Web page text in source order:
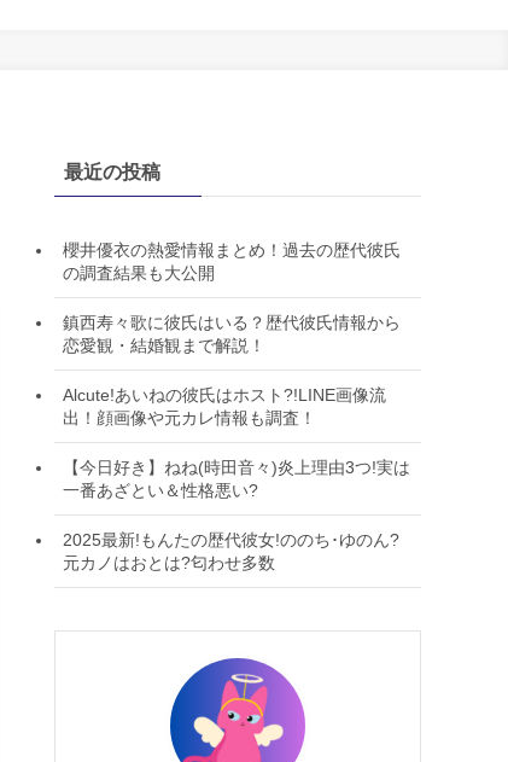
最近の投稿
櫻井優衣の熱愛情報まとめ！過去の歴代彼氏
の調査結果も大公開
鎮西寿々歌に彼氏はいる？歴代彼氏情報から
恋愛観・結婚観まで解説！
Alcute!あいねの彼氏はホスト?!LINE画像流
出！顔画像や元カレ情報も調査！
【今日好き】ねね(時田音々)炎上理由3つ!実は
一番あざとい＆性格悪い?
2025最新!もんたの歴代彼女!ののち･ゆのん?
元カノはおとは?匂わせ多数